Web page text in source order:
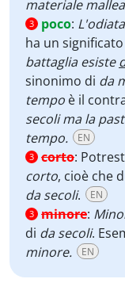
materiale
3 poco:
ha un
battaglia esiste
sinonimo di da
tempo è il
secoli ma la
tempo.
EN
3 corto:
corto, cioè che
da secoli. EN
3 minore:
di da secoli.
minore.
EN